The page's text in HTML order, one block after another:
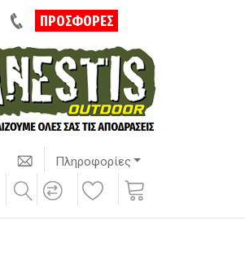
ΠΡΟΣΦΟΡΕΣ
Πληροφορίες